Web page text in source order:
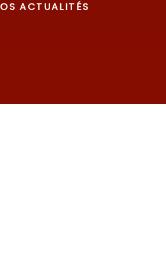
ACTUALITÉS